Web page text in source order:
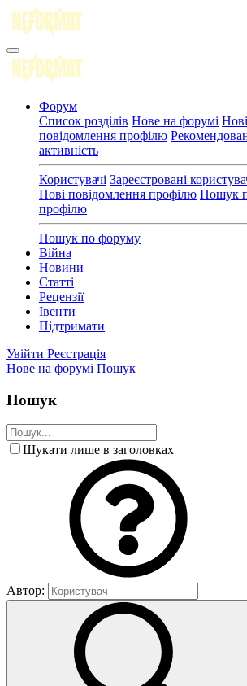
Форум
Список розділів Нове на форумі
повідомлення профілю
активність
Користувачі Зареєстровані
Нові повідомлення профілю Пошук
профілю
Пошук по форуму
Війна
Новини
Статті
Рецензії
Івенти
Підтримати
Увійти Реєстрація
Нове на форумі Пошук
Пошук
Шукати лише в заголовках
Автор: